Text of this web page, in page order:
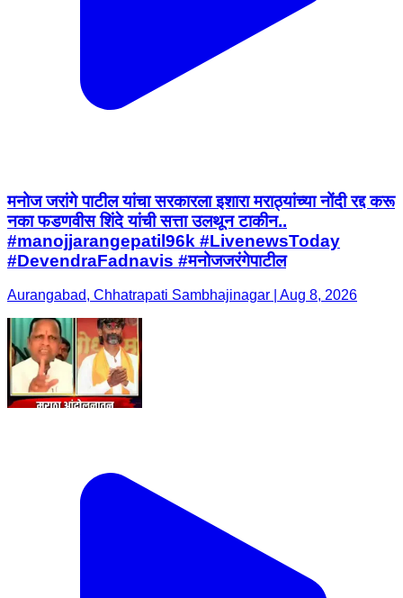
मनोज जरांगे पाटील यांचा सरकारला इशारा मराठ्यांच्या नोंदी रद्द करू
नका फडणवीस शिंदे यांची सत्ता उलथून टाकीन..
#manojjarangepatil96k #LivenewsToday
#DevendraFadnavis #मनोजजरंगेपाटील
Aurangabad, Chhatrapati Sambhajinagar | Aug 8, 2026